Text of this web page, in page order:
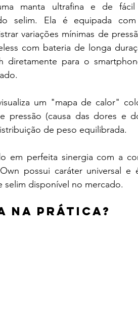
manta ultrafina e de fácil
selim. Ela é equipada
variações mínimas de
com bateria de longa
diretamente para o
um "mapa de calor"
pressão (causa das dores e
de peso equilibrada.
em perfeita sinergia com a
possui caráter universal e
selim disponível no mercado.
na prática?